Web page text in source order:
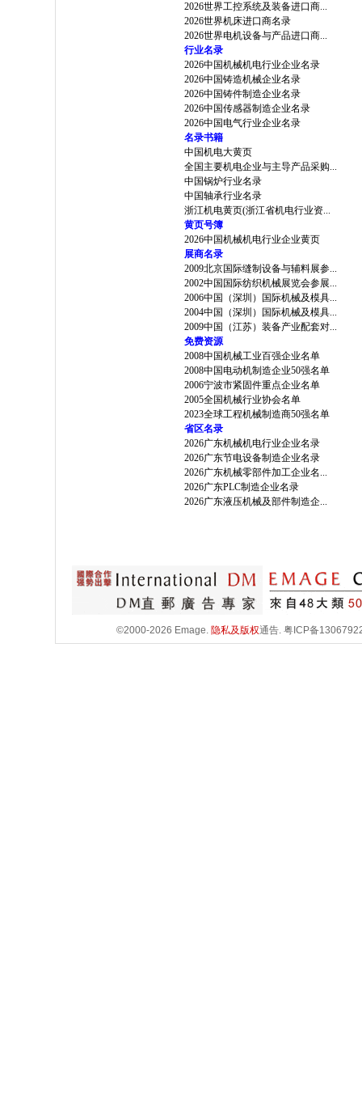
2026世界工控系统及装备进口商...
2026世界机床进口商名录
2026世界电机设备与产品进口商...
行业名录
2026中国机械机电行业企业名录
2026中国铸造机械企业名录
2026中国铸件制造企业名录
2026中国传感器制造企业名录
2026中国电气行业企业名录
名录书籍
中国机电大黄页
全国主要机电企业与主导产品采购...
中国锅炉行业名录
中国轴承行业名录
浙江机电黄页(浙江省机电行业资...
黄页号簿
2026中国机械机电行业企业黄页
展商名录
2009北京国际缝制设备与辅料展参...
2002中国国际纺织机械展览会参展...
2006中国（深圳）国际机械及模具...
2004中国（深圳）国际机械及模具...
2009中国（江苏）装备产业配套对...
免费资源
2008中国机械工业百强企业名单
2008中国电动机制造企业50强名单
2006宁波市紧固件重点企业名单
2005全国机械行业协会名单
2023全球工程机械制造商50强名单
省区名录
2026广东机械机电行业企业名录
2026广东节电设备制造企业名录
2026广东机械零部件加工企业名...
2026广东PLC制造企业名录
2026广东液压机械及部件制造企...
©2000-2026 Emage. 隐私及版权通告. 粤ICP备